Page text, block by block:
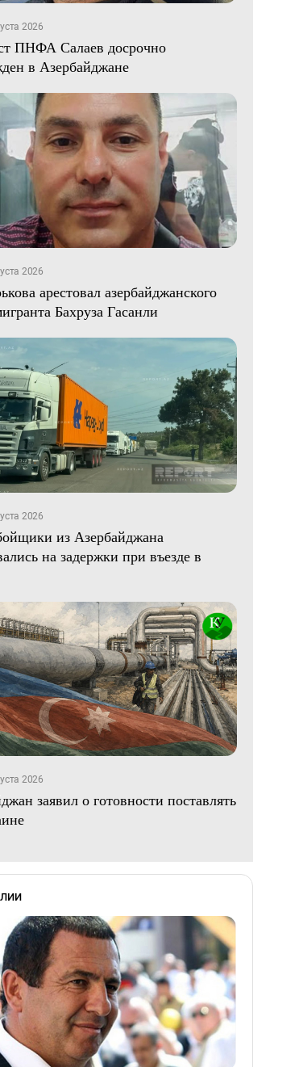
2026
ПНФА Салаев досрочно
в Азербайджане
2026
арестовал азербайджанского
Бахруза Гасанли
2026
из Азербайджана
на задержки при въезде в
2026
заявил о готовности поставлять